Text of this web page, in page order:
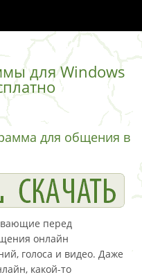
для Windows
для общения в
перед
онлайн
голоса и видео. Даже
какой-то